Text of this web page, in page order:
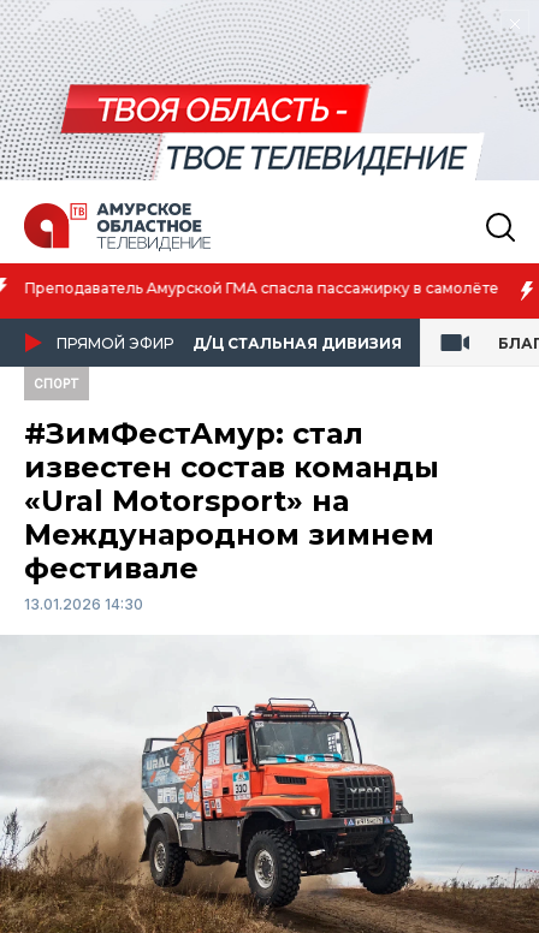
Амурская спортсменка выиграла первенство России по лёгкой
атлетике
ПРЯМОЙ ЭФИР Д/Ц СТАЛЬНАЯ ДИВИЗИЯ
СПОРТ
#ЗимФестАмур: стал
известен состав команды
«Ural Motorsport» на
Международном зимнем
фестивале
13.01.2026 14:30